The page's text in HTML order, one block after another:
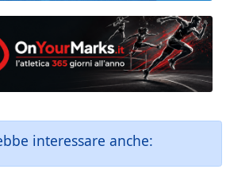
interessare anche: